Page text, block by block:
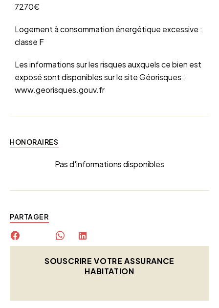
7270€
Logement à consommation énergétique excessive :
classe F
Les informations sur les risques auxquels ce bien est
exposé sont disponibles sur le site Géorisques :
www.georisques.gouv.fr
HONORAIRES
Pas d'informations disponibles
PARTAGER
SOUSCRIRE VOTRE ASSURANCE
HABITATION